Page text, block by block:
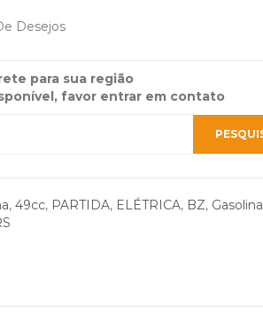
Desejos
para sua região
favor entrar em contato
, 49cc, PARTIDA, ELÉTRICA, BZ, Gasolina